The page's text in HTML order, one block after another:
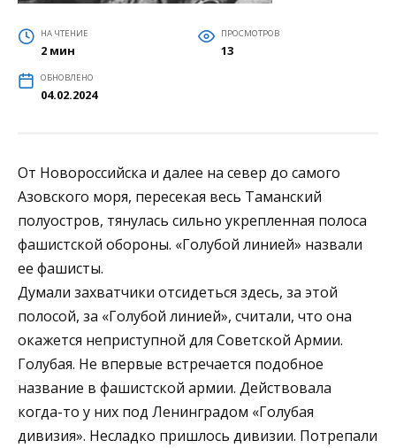
НА ЧТЕНИЕ
2 мин
ПРОСМОТРОВ
13
ОБНОВЛЕНО
04.02.2024
От Новороссийска и далее на север до самого
Азовского моря, пересекая весь Таманский
полуостров, тянулась сильно укрепленная полоса
фашистской обороны. «Голубой линией» назвали
ее фашисты.
Думали захватчики отсидеться здесь, за этой
полосой, за «Голубой линией», считали, что она
окажется неприступной для Советской Армии.
Голубая. Не впервые встречается подобное
название в фашистской армии. Действовала
когда-то у них под Ленинградом «Голубая
дивизия». Несладко пришлось дивизии. Потрепали